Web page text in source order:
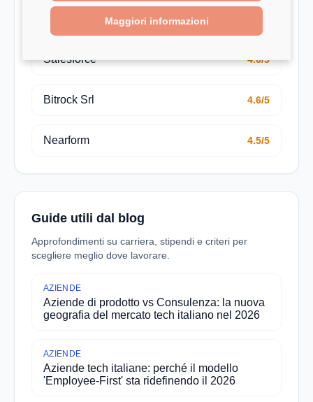
Maggiori informazioni
Salesforce 4.6/5
Bitrock Srl 4.6/5
Nearform 4.5/5
Guide utili dal blog
Approfondimenti su carriera, stipendi e criteri per
scegliere meglio dove lavorare.
AZIENDE
Aziende di prodotto vs Consulenza: la nuova
geografia del mercato tech italiano nel 2026
AZIENDE
Aziende tech italiane: perché il modello
'Employee-First' sta ridefinendo il 2026